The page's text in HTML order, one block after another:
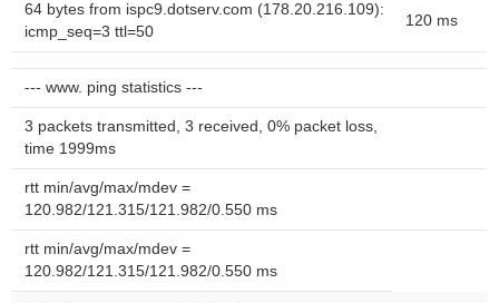
64 bytes from ispc9.dotserv.com (178.20.216.109):
icmp_seq=3 ttl=50
120 ms
--- www. ping statistics ---
3 packets transmitted, 3 received, 0% packet loss,
time 1999ms
rtt min/avg/max/mdev =
120.982/121.315/121.982/0.550 ms
rtt min/avg/max/mdev =
120.982/121.315/121.982/0.550 ms